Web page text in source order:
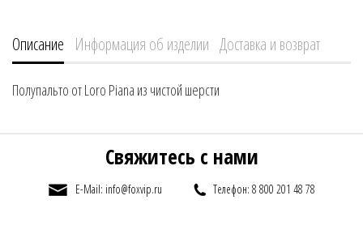
Описание Информация об изделии Доставка и возврат
Полупальто от Loro Piana из чистой шерсти
Свяжитесь с нами
E-Mail: info@foxvip.ru Телефон: 8 800 201 48 78